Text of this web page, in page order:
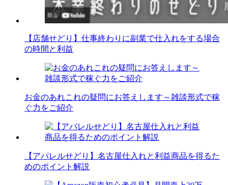
【店舗せどり】仕事終わりに副業で仕入れをする場合
の時間と利益
お金のあれこれの疑問にお答えします～雑談形式で稼
ぐ力をご紹介
【アパレルせどり】名古屋仕入れと利益商品を得るた
めのポイント解説